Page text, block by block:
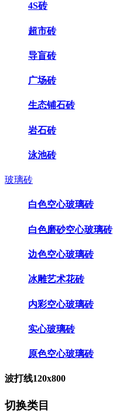
4S砖
超市砖
导盲砖
广场砖
生态铺石砖
岩石砖
泳池砖
玻璃砖
白色空心玻璃砖
白色磨砂空心玻璃砖
边色空心玻璃砖
冰雕艺术花砖
内彩空心玻璃砖
实心玻璃砖
原色空心玻璃砖
波打线120x800
切换类目